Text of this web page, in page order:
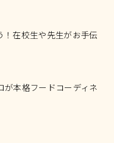
！在校生や先生がお手伝
本格フードコーディネ